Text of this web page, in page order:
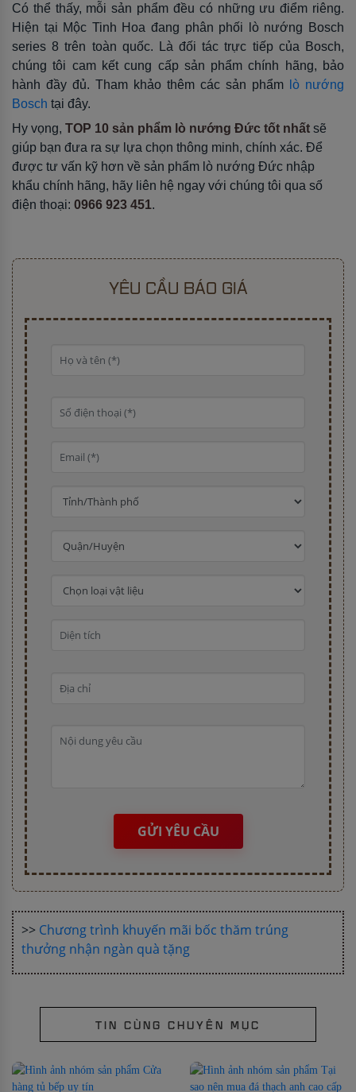
Có thể thấy, mỗi sản phẩm đều có những ưu điểm riêng.
Hiện tại Mộc Tinh Hoa đang phân phối lò nướng Bosch
series 8 trên toàn quốc. Là đối tác trực tiếp của Bosch,
chúng tôi cam kết cung cấp sản phẩm chính hãng, bảo
hành đầy đủ. Tham khảo thêm các sản phẩm
lò nướng
Bosch tại đây.
Hy vọng, TOP 10 sản phẩm lò nướng Đức tốt nhất sẽ
giúp bạn đưa ra sự lựa chọn thông minh, chính xác. Để
được tư vấn kỹ hơn về sản phẩm lò nướng Đức nhập
khẩu chính hãng, hãy liên hệ ngay với chúng tôi qua số
điện thoại: 0966 923 451.
YÊU CẦU BÁO GIÁ
GỬI YÊU CẦU
>> Chương trình khuyến mãi bốc thăm trúng
thưởng nhận ngàn quà tặng
TIN CÙNG CHUYÊN MỤC